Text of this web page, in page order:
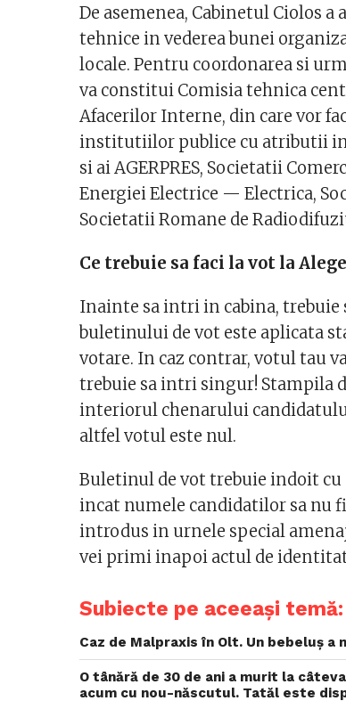
De asemenea, Cabinetul Ciolos
tehnice in vederea bunei
locale. Pentru coordonarea si
va constitui Comisia tehnica
Afacerilor Interne, din care vor
institutiilor publice cu atributii
si ai AGERPRES, Societatii
Energiei Electrice — Electrica,
Societatii Romane de
Ce trebuie sa faci la vot la
Inainte sa intri in cabina, trebuie
buletinului de vot este aplicata
votare. In caz contrar, votul tau
trebuie sa intri singur! Stampila
interiorul chenarului
altfel votul este nul.
Buletinul de vot trebuie indoit
incat numele candidatilor sa nu
introdus in urnele special
vei primi inapoi actul de
Subiecte pe aceeași temă:
Caz de Malpraxis în Olt. Un bebeluș
O tânără de 30 de ani a murit la
acum cu nou-născutul. Tatăl este